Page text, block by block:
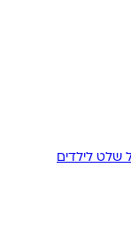
שלט לילדים